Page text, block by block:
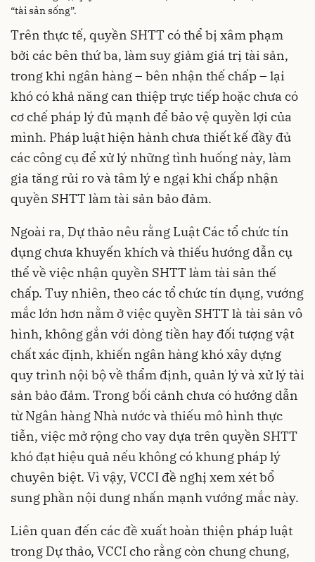
“tài sản sống”.
Trên thực tế, quyền SHTT có thể bị xâm phạm
bởi các bên thứ ba, làm suy giảm giá trị tài sản,
trong khi ngân hàng – bên nhận thế chấp – lại
khó có khả năng can thiệp trực tiếp hoặc chưa có
cơ chế pháp lý đủ mạnh để bảo vệ quyền lợi của
mình. Pháp luật hiện hành chưa thiết kế đầy đủ
các công cụ để xử lý những tình huống này, làm
gia tăng rủi ro và tâm lý e ngại khi chấp nhận
quyền SHTT làm tài sản bảo đảm.
Ngoài ra, Dự thảo nêu rằng Luật Các tổ chức tín
dụng chưa khuyến khích và thiếu hướng dẫn cụ
thể về việc nhận quyền SHTT làm tài sản thế
chấp. Tuy nhiên, theo các tổ chức tín dụng, vướng
mắc lớn hơn nằm ở việc quyền SHTT là tài sản vô
hình, không gắn với dòng tiền hay đối tượng vật
chất xác định, khiến ngân hàng khó xây dựng
quy trình nội bộ về thẩm định, quản lý và xử lý tài
sản bảo đảm. Trong bối cảnh chưa có hướng dẫn
từ Ngân hàng Nhà nước và thiếu mô hình thực
tiễn, việc mở rộng cho vay dựa trên quyền SHTT
khó đạt hiệu quả nếu không có khung pháp lý
chuyên biệt. Vì vậy, VCCI đề nghị xem xét bổ
sung phần nội dung nhấn mạnh vướng mắc này.
Liên quan đến các đề xuất hoàn thiện pháp luật
trong Dự thảo, VCCI cho rằng còn chung chung,